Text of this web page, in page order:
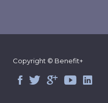
Copyright © Benefit+